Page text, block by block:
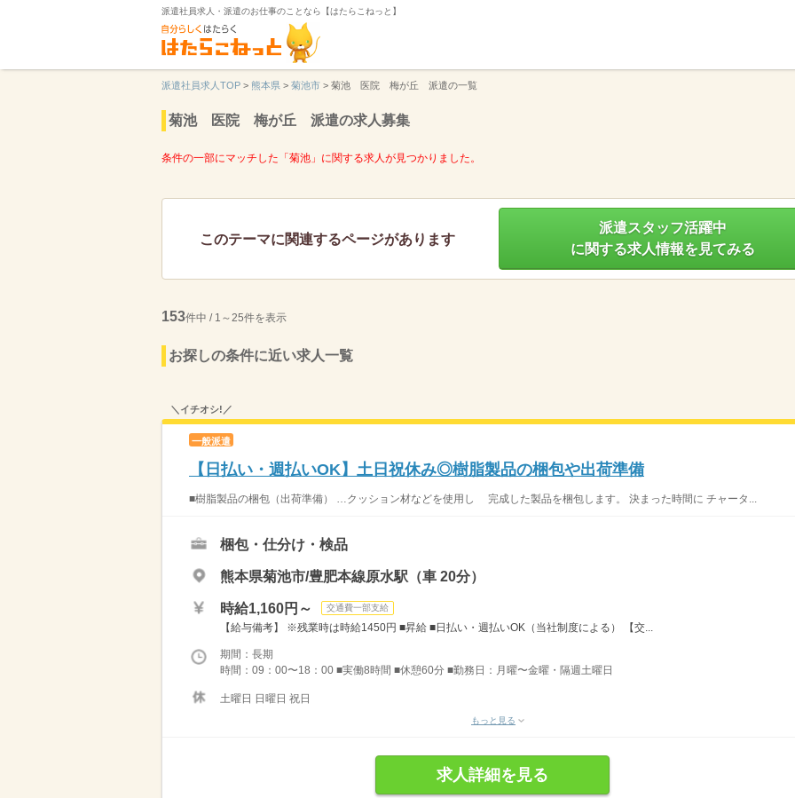
派遣社員求人・派遣のお仕事のことなら【はたらこねっと】
派遣社員求人TOP > 熊本県 > 菊池市 > 菊池 医院 梅が丘 派遣の一覧
菊池 医院 梅が丘 派遣の求人募集
条件の一部にマッチした「菊池」に関する求人が見つかりました。
このテーマに関連するページがあります
派遣スタッフ活躍中
に関する求人情報を見てみる
153件中 / 1～25件を表示
お探しの条件に近い求人一覧
＼イチオシ!／
一般派遣
【日払い・週払いOK】土日祝休み◎樹脂製品の梱包や出荷準備
■樹脂製品の梱包（出荷準備） …クッション材などを使用し 完成した製品を梱包します。 決まった時間に チャータ...
梱包・仕分け・検品
熊本県菊池市/豊肥本線原水駅（車 20分）
時給1,160円～ 交通費一部支給
【給与備考】 ※残業時は時給1450円 ■昇給 ■日払い・週払いOK（当社制度による） 【交...
期間：長期
時間：09：00〜18：00 ■実働8時間 ■休憩60分 ■勤務日：月曜〜金曜・隔週土曜日
土曜日 日曜日 祝日
もっと見る
求人詳細を見る